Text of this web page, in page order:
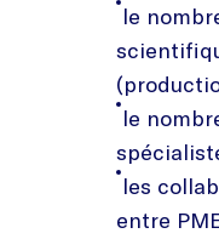
le
le
les
entre